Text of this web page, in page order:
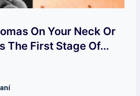
On Your Neck Or
The First Stage Of...